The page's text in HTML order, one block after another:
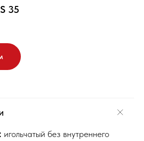
35
игольчатый без внутреннего